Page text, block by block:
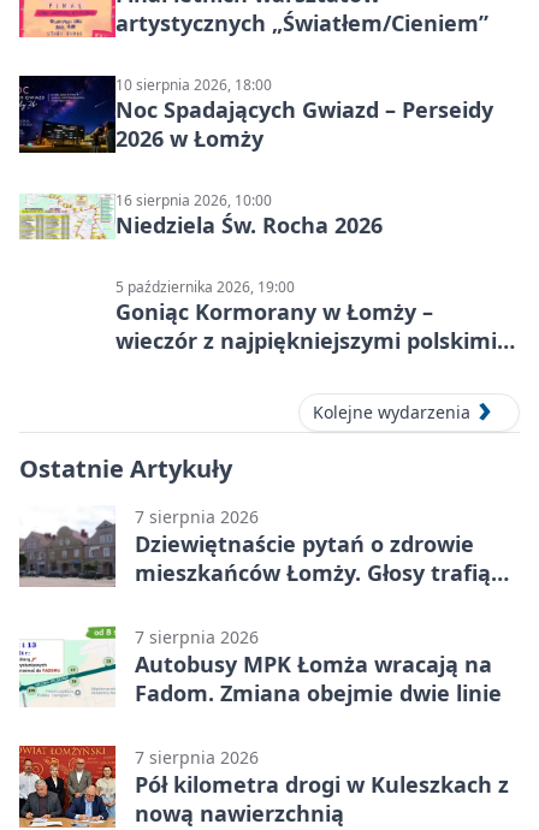
artystycznych „Światłem/Cieniem”
10 sierpnia 2026, 18:00
Noc Spadających Gwiazd – Perseidy
2026 w Łomży
16 sierpnia 2026, 10:00
Niedziela Św. Rocha 2026
5 października 2026, 19:00
Goniąc Kormorany w Łomży –
wieczór z najpiękniejszymi polskimi
Kolejne wydarzenia
Ostatnie Artykuły
7 sierpnia 2026
Dziewiętnaście pytań o zdrowie
mieszkańców Łomży. Głosy trafią
7 sierpnia 2026
Autobusy MPK Łomża wracają na
Fadom. Zmiana obejmie dwie linie
7 sierpnia 2026
Pół kilometra drogi w Kuleszkach z
nową nawierzchnią